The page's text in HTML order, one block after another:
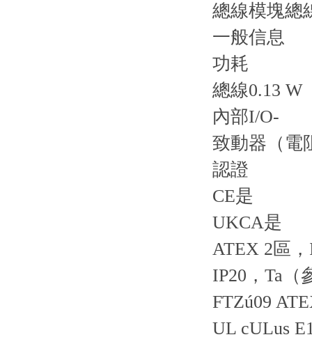
總線模塊總
一般信息
功耗
總線0.13 W
內部I/O-
致動器（電
認證
CE是
UKCA是
ATEX 2區
IP20，Ta（
FTZú09
UL cULus